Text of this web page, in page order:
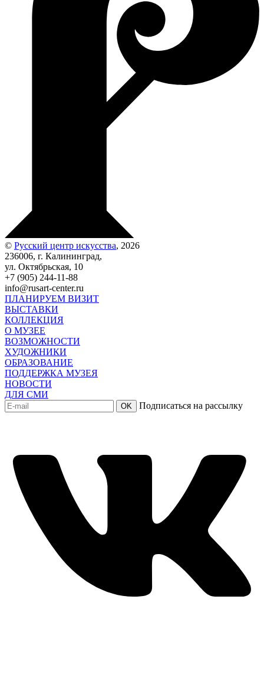
© Русский центр искусства, 2026
236006, г. Калининград,
ул. Октябрьская, 10
+7 (905) 244-11-88
info@rusart-center.ru
ПЛАНИРУЕМ ВИЗИТ
ВЫСТАВКИ
КОЛЛЕКЦИЯ
О МУЗЕЕ
ВОЗМОЖНОСТИ
ХУДОЖНИКИ
ОБРАЗОВАНИЕ
ПОДДЕРЖКА МУЗЕЯ
НОВОСТИ
ДЛЯ СМИ
OK Подписаться на рассылку